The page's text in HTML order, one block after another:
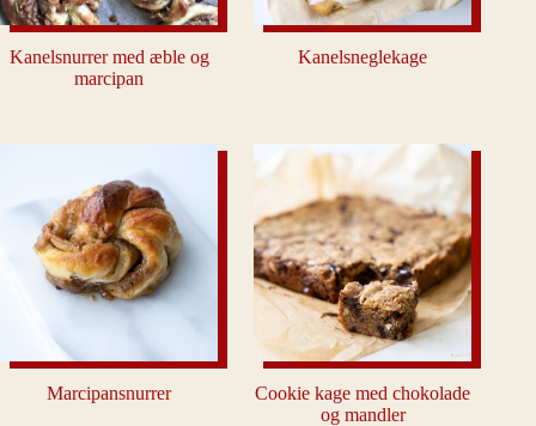
Kanelsnurrer med æble og
marcipan
Kanelsneglekage
Marcipansnurrer
Cookie kage med chokolade
og mandler